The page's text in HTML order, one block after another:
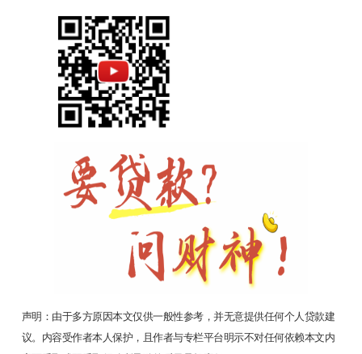
声明：由于多方原因本文仅供一般性参考，并无意提供任何个人贷款建
议。内容受作者本人保护，且作者与专栏平台明示不对任何依赖本文内